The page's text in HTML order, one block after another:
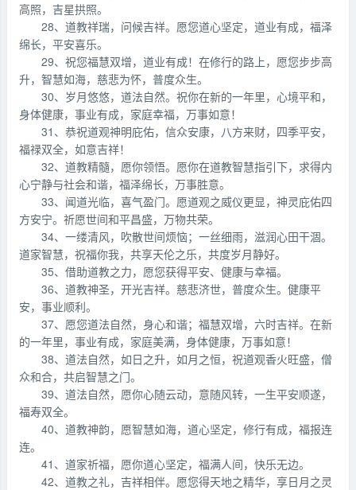
高照，吉星拱照。
28、道教祥瑞，问候吉祥。愿您道心坚定，道业有成，福泽
绵长，平安喜乐。
29、祝您福慧双增，道业有成！在修行的路上，愿您步步高
升，智慧如海，慈悲为怀，普度众生。
30、岁月悠悠，道法自然。祝你在新的一年里，心境平和，
身体健康，事业有成，家庭幸福，万事如意！
31、恭祝道观神明庇佑，信众安康，八方来财，四季平安，
福禄双全，如意吉祥！
32、道教精髓，愿你领悟。愿你在道教智慧指引下，求得内
心宁静与社会和谐，福泽绵长，万事胜意。
33、闻道光临，喜气盈门。愿道观之威仪更显，神灵庇佑四
方安宁。祈愿世间和平昌盛，万物共荣。
34、一缕清风，吹散世间烦恼；一丝细雨，滋润心田干涸。
道家智慧，祝福你我，共享天伦之乐，共度岁月静好。
35、借助道教之力，愿您获得平安、健康与幸福。
36、道教神圣，开光吉祥。慈悲济世，普度众生。健康平
安，事业顺利。
37、愿您道法自然，身心和谐；福慧双增，六时吉祥。在新
的一年里，事业有成，家庭美满，身体健康，万事如意！
38、道法自然，如日之升，如月之恒，祝道观香火旺盛，僧
众和合，共启智慧之门。
39、道法自然，愿你心随云动，意随风转，一生平安顺遂，
福寿双全。
40、道教神韵，愿智慧如海，道心坚定，修行有成，福报连
连。
41、道家祈福，愿你道心坚定，福满人间，快乐无边。
42、道教之礼，吉祥相伴。愿您得天地之精华，享日月之灵